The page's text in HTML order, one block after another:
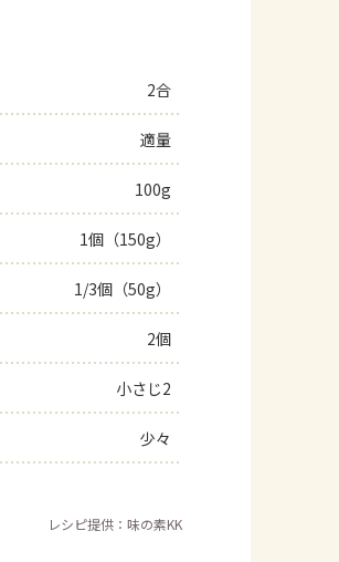
よくあるお問い合わせ
お買い物
2合
適量
100g
1個（150g）
1/3個（50g）
2個
小さじ2
少々
レシピ提供：味の素KK